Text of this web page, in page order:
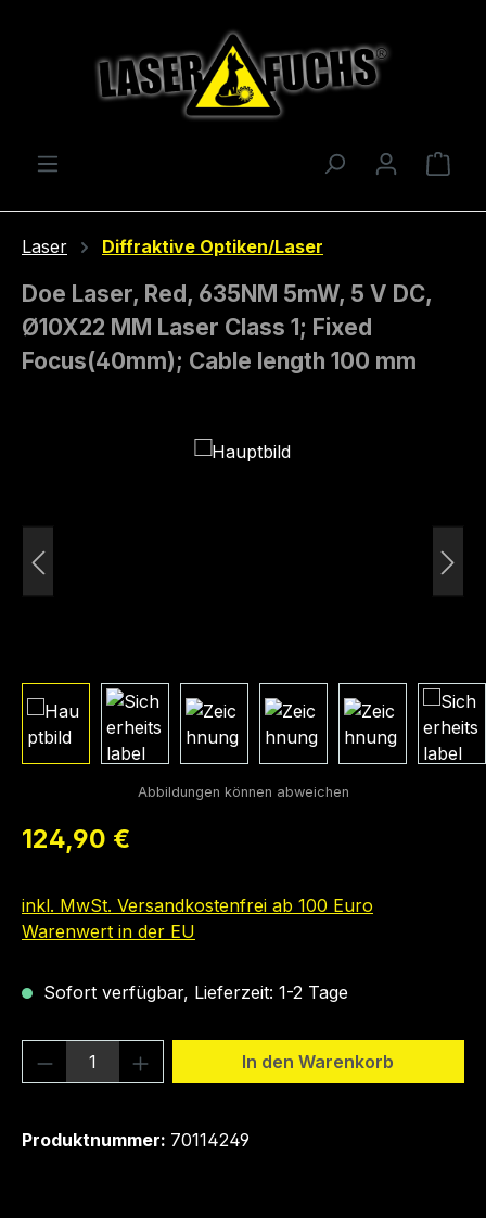
Laser Diffraktive Optiken/Laser
Doe Laser, Red, 635NM 5mW, 5 V DC,
Ø10X22 MM Laser Class 1; Fixed
Focus(40mm); Cable length 100 mm
Bildergalerie überspringen
Regulärer Preis:
124,90 €
inkl. MwSt. Versandkostenfrei ab 100 Euro
Warenwert in der EU
Sofort verfügbar, Lieferzeit: 1-2 Tage
Produkt Anzahl: Gib denIn den Warenkorb
Produktnummer: 70114249